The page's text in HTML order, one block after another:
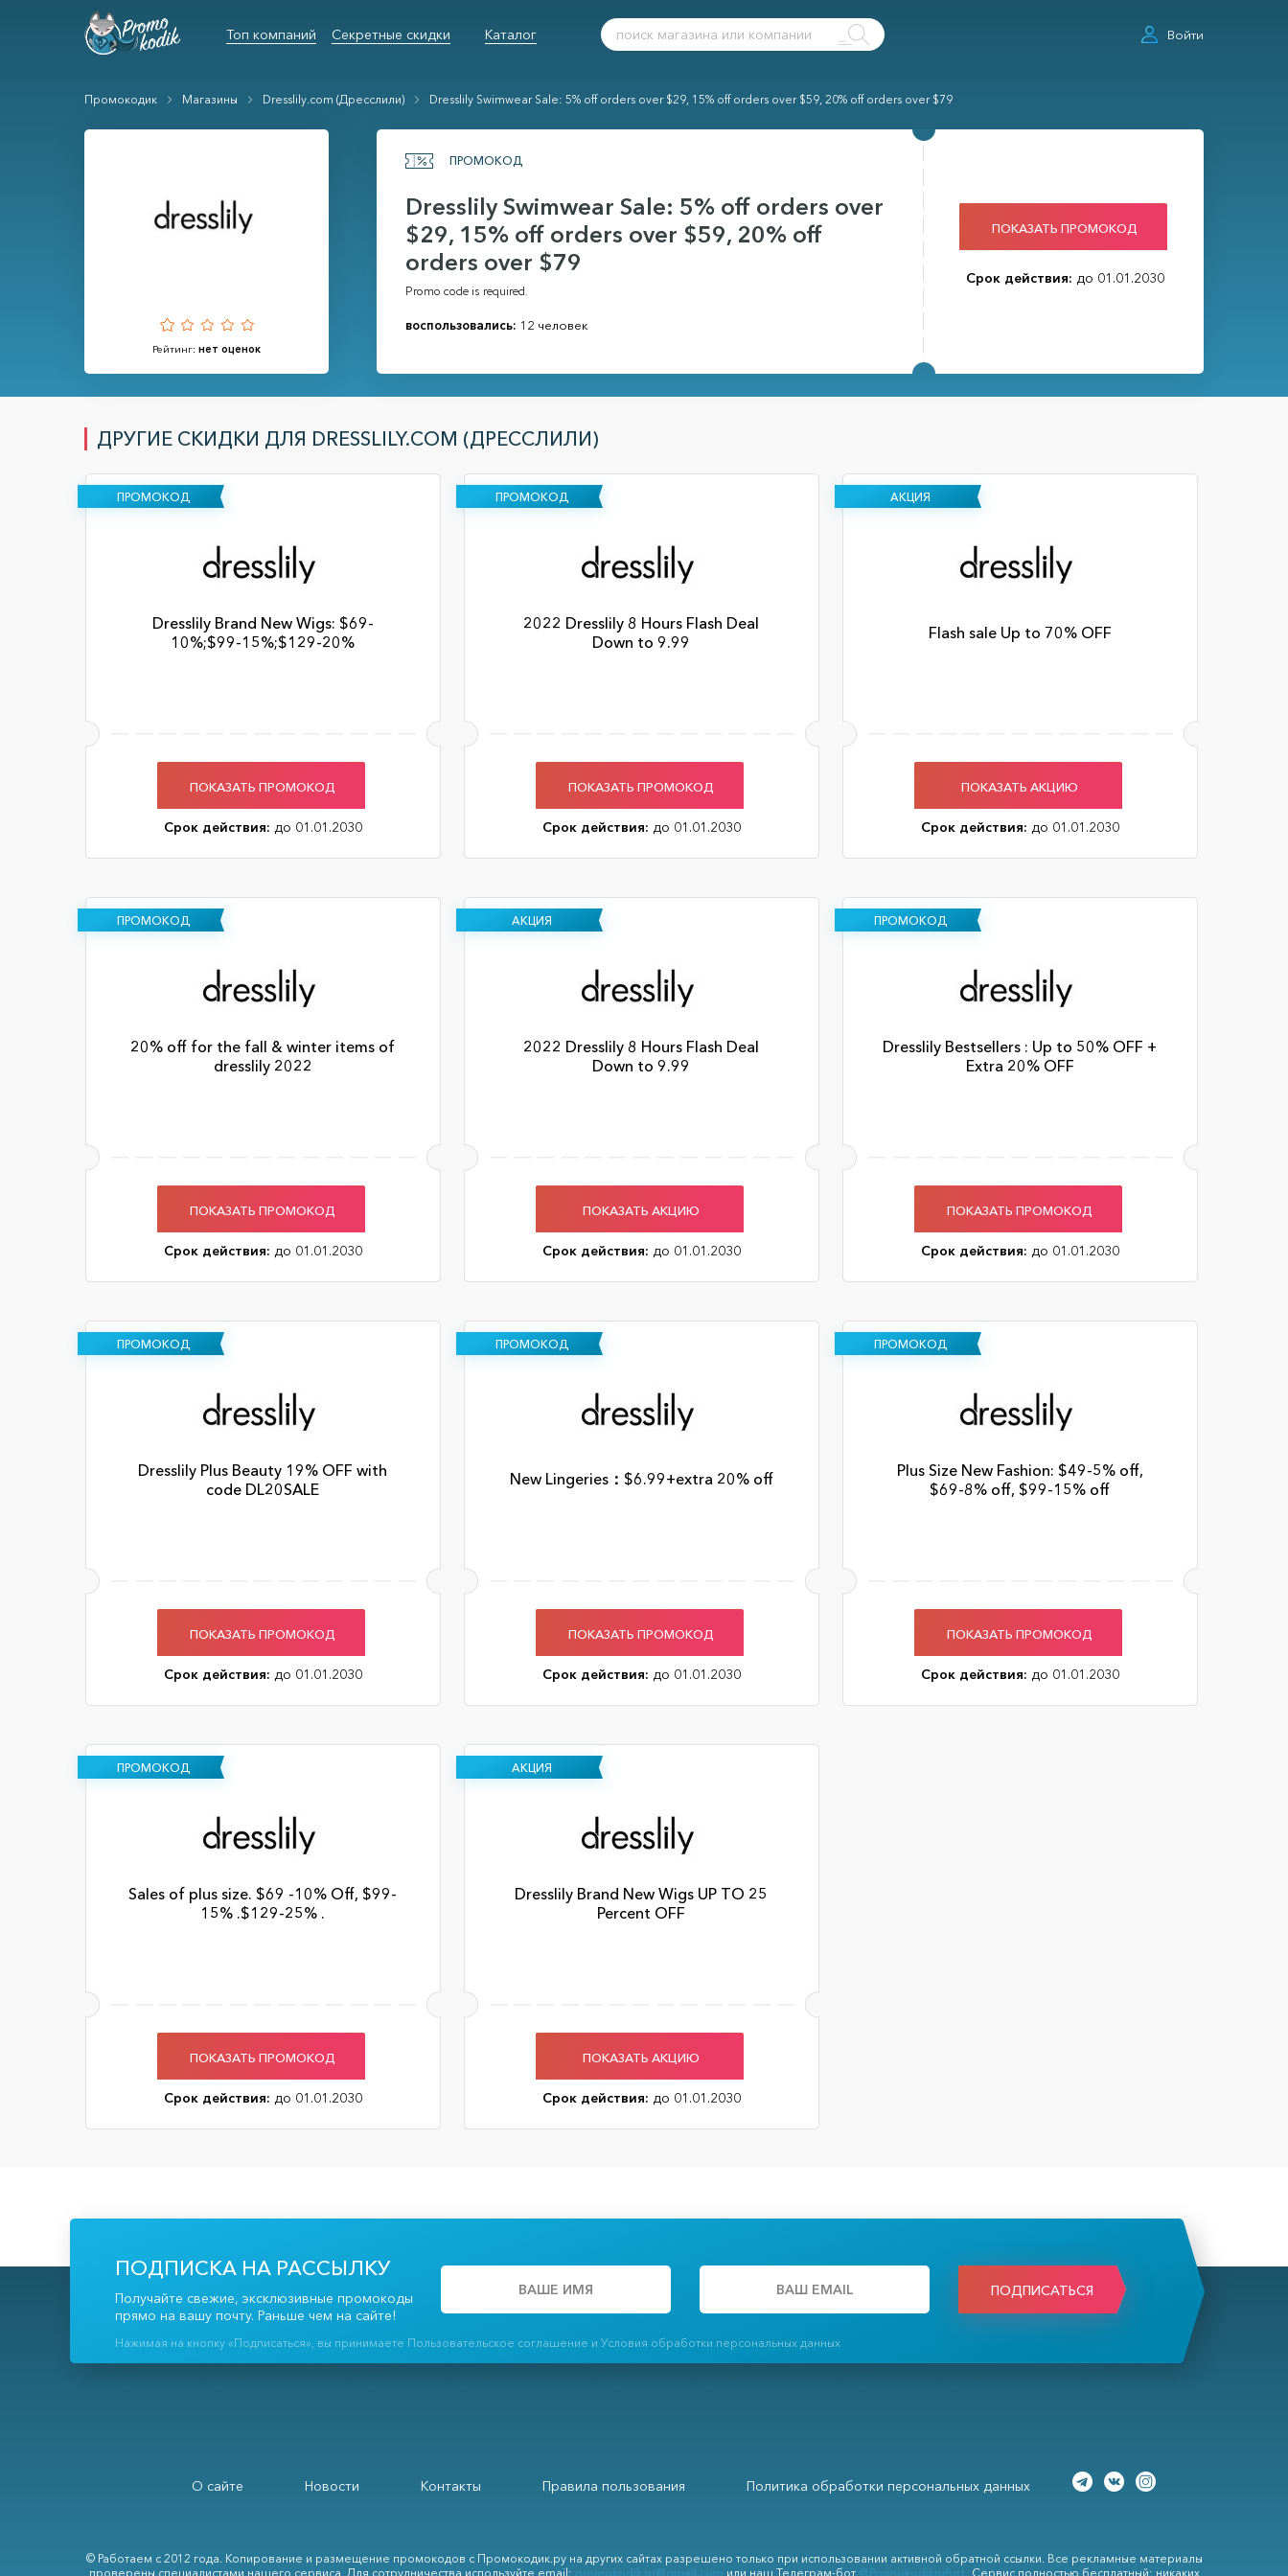
Топ компаний Секретные скидки Каталог Войти
Промокодик Магазины Dresslily.com (Дресслили) Dresslily Swimwear Sale: 5% off orders over $29, 15% off orders over $59, 20% off orders over $79
Рейтинг: нет оценок
ПРОМОКОД
Dresslily Swimwear Sale: 5% off orders over
$29, 15% off orders over $59, 20% off
orders over $79
Promo code is required.
воспользовались: 12 человек
ПОКАЗАТЬ ПРОМОКОД
Срок действия: до 01.01.2030
ДРУГИЕ СКИДКИ ДЛЯ DRESSLILY.COM (ДРЕССЛИЛИ)
ПРОМОКОД
Dresslily Brand New Wigs: $69-
10%;$99-15%;$129-20%
ПОКАЗАТЬ ПРОМОКОД
Срок действия: до 01.01.2030
ПРОМОКОД
2022 Dresslily 8 Hours Flash Deal
Down to 9.99
ПОКАЗАТЬ ПРОМОКОД
Срок действия: до 01.01.2030
АКЦИЯ
Flash sale Up to 70% OFF
ПОКАЗАТЬ АКЦИЮ
Срок действия: до 01.01.2030
ПРОМОКОД
20% off for the fall & winter items of
dresslily 2022
ПОКАЗАТЬ ПРОМОКОД
Срок действия: до 01.01.2030
АКЦИЯ
2022 Dresslily 8 Hours Flash Deal
Down to 9.99
ПОКАЗАТЬ АКЦИЮ
Срок действия: до 01.01.2030
ПРОМОКОД
Dresslily Bestsellers : Up to 50% OFF +
Extra 20% OFF
ПОКАЗАТЬ ПРОМОКОД
Срок действия: до 01.01.2030
ПРОМОКОД
Dresslily Plus Beauty 19% OFF with
code DL20SALE
ПОКАЗАТЬ ПРОМОКОД
Срок действия: до 01.01.2030
ПРОМОКОД
New Lingeries：$6.99+extra 20% off
ПОКАЗАТЬ ПРОМОКОД
Срок действия: до 01.01.2030
ПРОМОКОД
Plus Size New Fashion: $49-5% off,
$69-8% off, $99-15% off
ПОКАЗАТЬ ПРОМОКОД
Срок действия: до 01.01.2030
ПРОМОКОД
Sales of plus size. $69 -10% Off, $99-
15% .$129-25% .
ПОКАЗАТЬ ПРОМОКОД
Срок действия: до 01.01.2030
АКЦИЯ
Dresslily Brand New Wigs UP TO 25
Percent OFF
ПОКАЗАТЬ АКЦИЮ
Срок действия: до 01.01.2030
ПОДПИСКА НА РАССЫЛКУ
Получайте свежие, эксклюзивные промокоды
прямо на вашу почту. Раньше чем на сайте!
ПОДПИСАТЬСЯ
Нажимая на кнопку «Подписаться», вы принимаете Пользовательское соглашение и Условия обработки персональных данных
О сайте Новости Контакты Правила пользования Политика обработки персональных данных
© Работаем с 2012 года. Копирование и размещение промокодов с Промокодик.ру на других сайтах разрешено только при использовании активной обратной ссылки. Все рекламные материалы
проверены специалистами нашего сервиса. Для сотрудничества используйте email:
или наш Телеграм-бот . Сервис полностью бесплатный: никаких